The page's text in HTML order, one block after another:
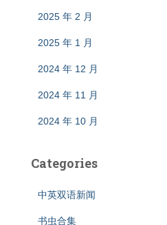
2025 年 2 月
2025 年 1 月
2024 年 12 月
2024 年 11 月
2024 年 10 月
Categories
中英双语新闻
书虫合集